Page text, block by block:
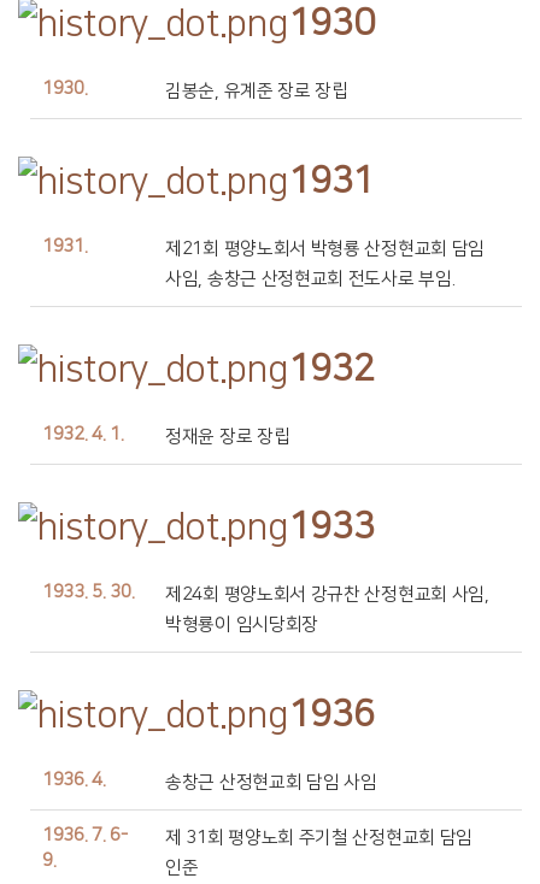
1930
1930. 김봉순, 유계준 장로 장립
1931
1931.
제21회 평양노회서 박형룡 산정현교회 담임
사임, 송창근 산정현교회 전도사로 부임.
1932
1932. 4. 1. 정재윤 장로 장립
1933
1933. 5. 30.
제24회 평양노회서 강규찬 산정현교회 사임,
박형룡이 임시당회장
1936
1936. 4. 송창근 산정현교회 담임 사임
1936. 7. 6-
9.
제 31회 평양노회 주기철 산정현교회 담임
인준